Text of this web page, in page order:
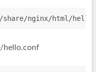
nginx/html/
hello.conf